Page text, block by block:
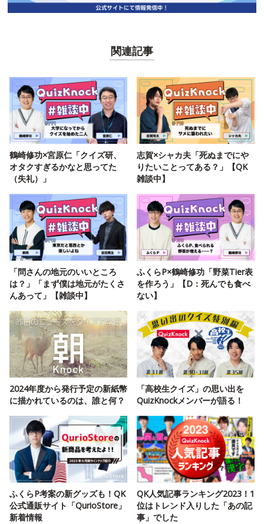
関連記事
鶴崎修功×宮原仁「クイズ研、
オタクすぎるかなと思ってた
（失礼）」
志賀×シャカ夫「死ぬまでにや
りたいことってある？」【QK
雑談中】
「問さんの地元のいいところ
は？」「まず僕は地元がたくさ
んあって」【雑談中】
ふくらP×鶴崎修功「野菜Tier表
を作ろう」【D：死んでも食べ
ない】
2024年度から発行予定の新紙幣
に描かれているのは、誰と何？
「高校生クイズ」の思い出を
QuizKnockメンバーが語る！
ふくらP考案の新グッズも！QK
公式通販サイト「QurioStore」
新着情報
QK人気記事ランキング2023！1
位はトレンド入りした「あの記
事」でした